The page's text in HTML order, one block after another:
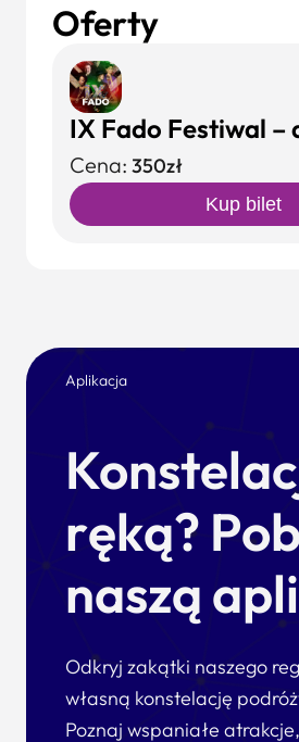
Oferty
IX Fado Festiwal –
Cena: 350zł
Kup bilet
Aplikacja
ręką?
naszą
Odkryj zakątki naszego
własną konstelację
Poznaj wspaniałe